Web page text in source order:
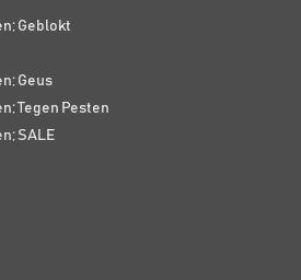
Geblokt
Geus
Tegen Pesten
SALE